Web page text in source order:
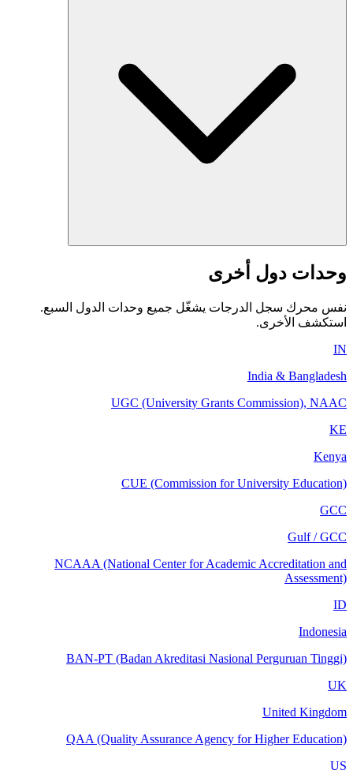
وحدات دول أخرى
نفس محرك سجل الدرجات يشغّل جميع وحدات الدول السبع.
استكشف الأخرى.
IN
India & Bangladesh
UGC (University Grants Commission), NAAC
KE
Kenya
CUE (Commission for University Education)
GCC
Gulf / GCC
NCAAA (National Center for Academic Accreditation and
Assessment)
ID
Indonesia
BAN-PT (Badan Akreditasi Nasional Perguruan Tinggi)
UK
United Kingdom
QAA (Quality Assurance Agency for Higher Education)
US